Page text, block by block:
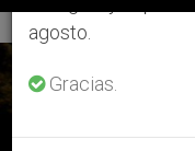
ÚLTIMAS NOTICIAS
agosto.
Gracias.